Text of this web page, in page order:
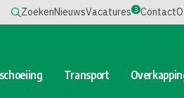
ZoekenNieuwsVacatures 3 Contact
Transport